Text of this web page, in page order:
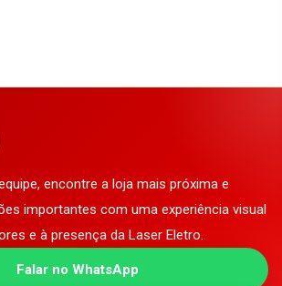
encontre a loja mais próxima e
importantes com uma experiência visual
e à presença da Laser Eletro.
Falar no WhatsApp